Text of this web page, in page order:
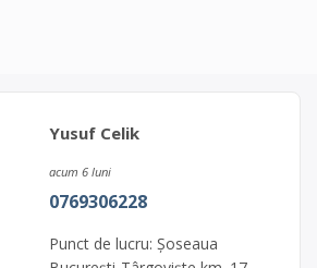
Yusuf Celik
acum 6 luni
0769306228
Punct de lucru: Șoseaua